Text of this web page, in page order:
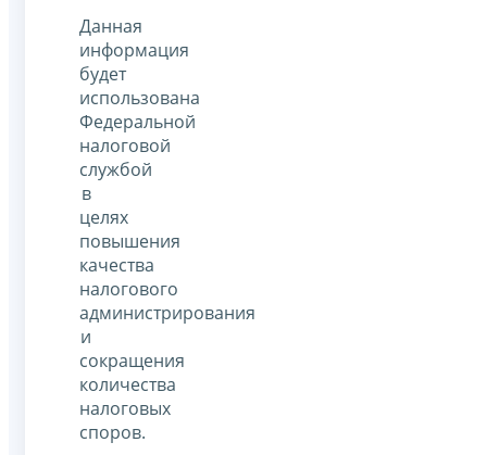
Данная
информация
будет
использована
Федеральной
налоговой
службой
в
целях
повышения
качества
налогового
администрирования
и
сокращения
количества
налоговых
споров.